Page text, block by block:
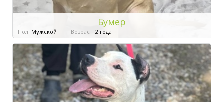
Бумер
Пол: Мужской Возраст: 2 года